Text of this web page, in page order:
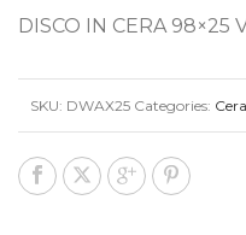
DISCO IN CERA 98×25
SKU: DWAX25 Categories: Cera